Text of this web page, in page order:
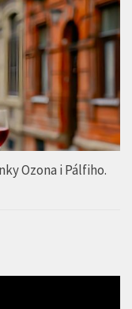
Ozona i Pálfiho.